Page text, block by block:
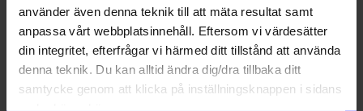
använder även denna teknik till att mäta resultat samt
anpassa vårt webbplatsinnehåll. Eftersom vi värdesätter
din integritet, efterfrågar vi härmed ditt tillstånd att använda
denna teknik. Du kan alltid ändra dig/dra tillbaka ditt
samtycke genom att klicka på inställningsknappen i sidans